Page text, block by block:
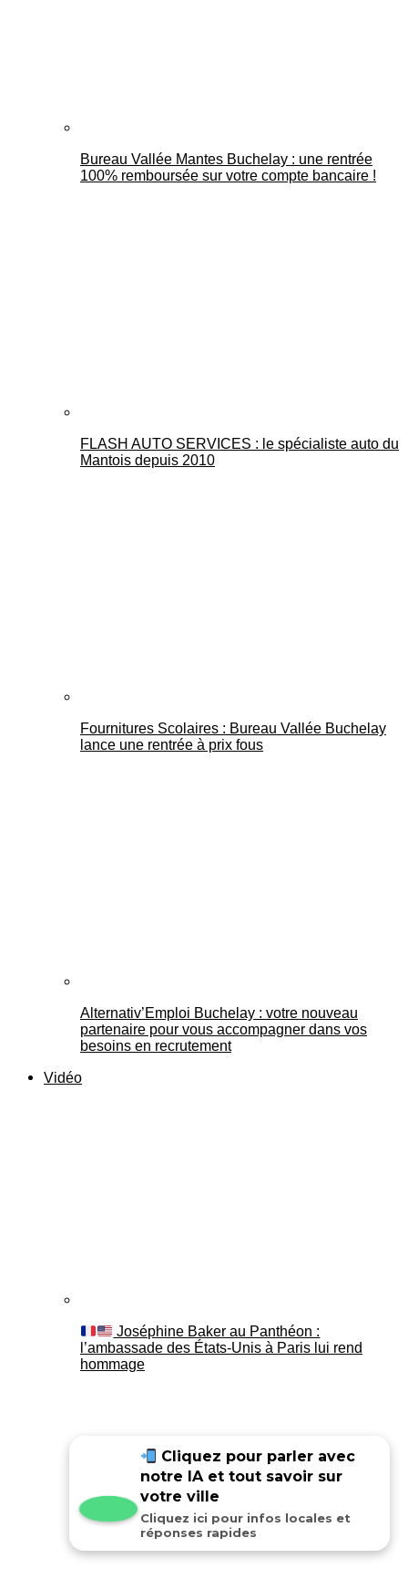
Bureau Vallée Mantes Buchelay : une rentrée
100% remboursée sur votre compte bancaire !
FLASH AUTO SERVICES : le spécialiste auto du
Mantois depuis 2010
Fournitures Scolaires : Bureau Vallée Buchelay
lance une rentrée à prix fous
Alternativ’Emploi Buchelay : votre nouveau
partenaire pour vous accompagner dans vos
besoins en recrutement
Vidéo
Joséphine Baker au Panthéon :
l’ambassade des États-Unis à Paris lui rend
hommage
Cliquez pour parler avec
notre IA et tout savoir sur
votre ville
Cliquez ici pour infos locales et
réponses rapides